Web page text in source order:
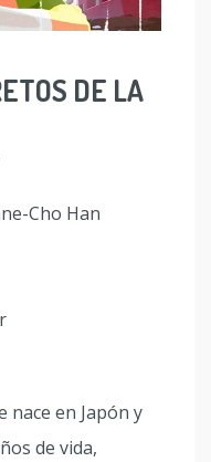
DE LA
Cho Han
nace en Japón y
de vida,